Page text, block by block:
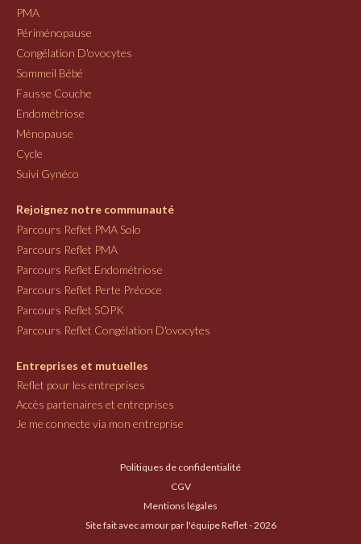
PMA
Périménopause
Congélation D'ovocytes
Sommeil Bébé
Fausse Couche
Endométriose
Ménopause
Cycle
Suivi Gynéco
Rejoignez notre communauté
Parcours Reflet PMA Solo
Parcours Reflet PMA
Parcours Reflet Endométriose
Parcours Reflet Perte Précoce
Parcours Reflet SOPK
Parcours Reflet Congélation D'ovocytes
Entreprises et mutuelles
Reflet pour les entreprises
Accès partenaires et entreprises
Je me connecte via mon entreprise
Politiques de confidentialité
CGV
Mentions légales
Site fait avec amour par l'équipe Reflet - 2026